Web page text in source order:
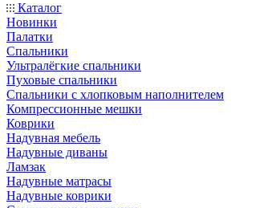
Каталог
Новинки
Палатки
Спальники
Ультралёгкие спальники
Пуховые спальники
Спальники с хлопковым наполнителем
Компрессионные мешки
Коврики
Надувная мебель
Надувные диваны
Ламзак
Надувные матрасы
Надувные коврики